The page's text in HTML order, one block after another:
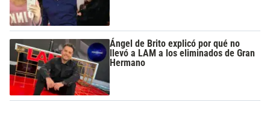
Ángel de Brito explicó por qué no
llevó a LAM a los eliminados de Gran
Hermano